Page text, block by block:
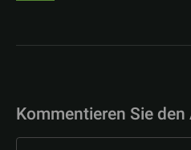
Kommentieren Sie